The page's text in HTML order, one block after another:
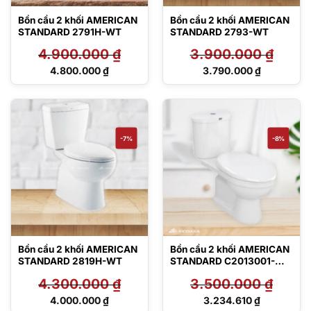
Bồn cầu 2 khối AMERICAN
STANDARD 2791H-WT
4.900.000₫
Giá
4.900.000 ₫.
4.800.000₫
Giá
tại
4.800.000 ₫.
Bồn cầu 2 khối AMERICAN
STANDARD 2793-WT
3.900.000₫
Giá
3.790.000₫
Giá
3.790.000 ₫.
-7%
Bồn cầu 2 khối AMERICAN
STANDARD 2819H-WT
4.300.000₫
Giá
4.000.000₫
-8%
Bồn cầu 2 khối AMERICAN
STANDARD C2013001-
3.500.000₫
Giá
3.234.610₫